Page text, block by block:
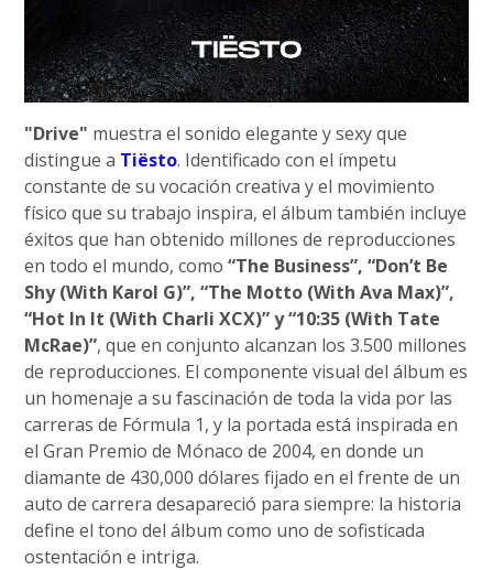
"Drive" muestra el sonido elegante y sexy que
distingue a Tiësto. Identificado con el ímpetu
constante de su vocación creativa y el movimiento
físico que su trabajo inspira, el álbum también incluye
éxitos que han obtenido millones de reproducciones
en todo el mundo, como“The Business”, “Don’t Be
Shy (With Karol G)”, “The Motto (With Ava Max)”,
“Hot In It (With Charli XCX)” y “10:35 (With Tate
McRae)”, que en conjunto alcanzan los 3.500 millones
de reproducciones. El componente visual del álbum es
un homenaje a su fascinación de toda la vida por las
carreras de Fórmula 1, y la portada está inspirada en
el Gran Premio de Mónaco de 2004, en donde un
diamante de 430,000 dólares fijado en el frente de un
auto de carrera desapareció para siempre: la historia
define el tono del álbum como uno de sofisticada
ostentación e intriga.